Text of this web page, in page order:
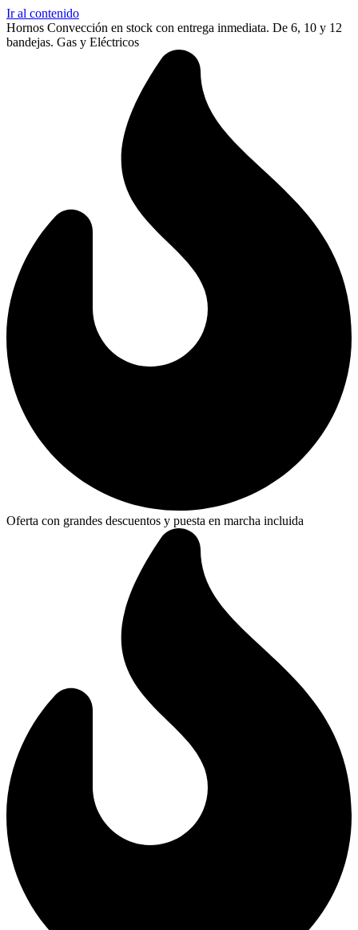
Ir al contenido
Hornos Convección en stock con entrega inmediata. De 6, 10 y 12
bandejas. Gas y Eléctricos
Oferta con grandes descuentos y puesta en marcha incluida